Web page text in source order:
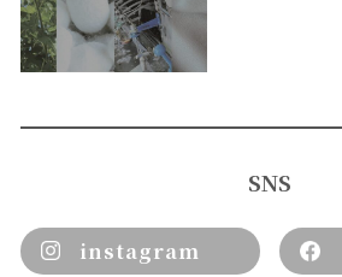
SNS
instagram